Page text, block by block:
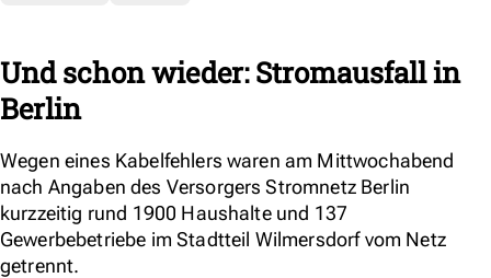
Und schon wieder: Stromausfall in
Berlin
Wegen eines Kabelfehlers waren am Mittwochabend
nach Angaben des Versorgers Stromnetz Berlin
kurzzeitig rund 1900 Haushalte und 137
Gewerbebetriebe im Stadtteil Wilmersdorf vom Netz
getrennt.